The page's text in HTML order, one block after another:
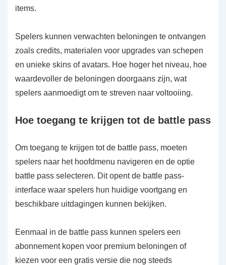
items.
Spelers kunnen verwachten beloningen te ontvangen
zoals credits, materialen voor upgrades van schepen
en unieke skins of avatars. Hoe hoger het niveau, hoe
waardevoller de beloningen doorgaans zijn, wat
spelers aanmoedigt om te streven naar voltooiing.
Hoe toegang te krijgen tot de battle pass
Om toegang te krijgen tot de battle pass, moeten
spelers naar het hoofdmenu navigeren en de optie
battle pass selecteren. Dit opent de battle pass-
interface waar spelers hun huidige voortgang en
beschikbare uitdagingen kunnen bekijken.
Eenmaal in de battle pass kunnen spelers een
abonnement kopen voor premium beloningen of
kiezen voor een gratis versie die nog steeds